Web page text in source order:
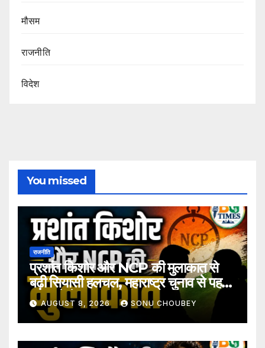
मौसम
राजनीति
विदेश
You missed
राजनीति
प्रशांत किशोर और NCP की मुलाकात से
बढ़ी सियासी हलचल, महाराष्ट्र चुनाव से पहले
अटकलें तेज
AUGUST 8, 2026 SONU CHOUBEY